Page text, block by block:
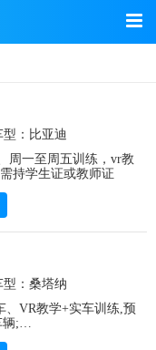
型：比亚迪
周一至周五训练，vr教
持学生证或教师证
型：桑塔纳
、VR教学+实车训练,预
;